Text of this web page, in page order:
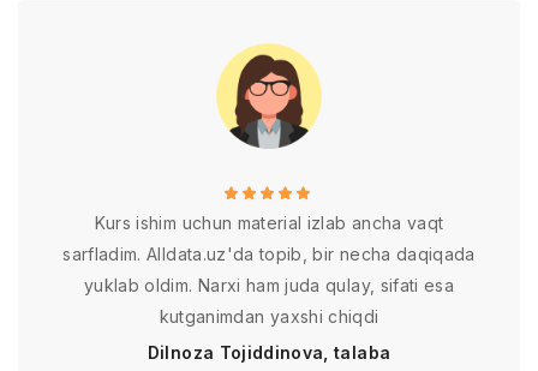
Kurs ishim uchun material izlab ancha vaqt
sarfladim. Alldata.uz'da topib, bir necha daqiqada
yuklab oldim. Narxi ham juda qulay, sifati esa
kutganimdan yaxshi chiqdi
Dilnoza Tojiddinova, talaba